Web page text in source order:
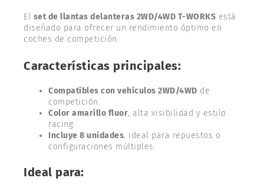
El set de llantas delanteras 2WD/4WD T-WORKS está
diseñado para ofrecer un rendimiento óptimo en
coches de competición.
Características principales:
Compatibles con vehículos 2WD/4WD de
competición.
Color amarillo fluor, alta visibilidad y estilo
racing.
Incluye 8 unidades, ideal para repuestos o
configuraciones múltiples.
Ideal para: